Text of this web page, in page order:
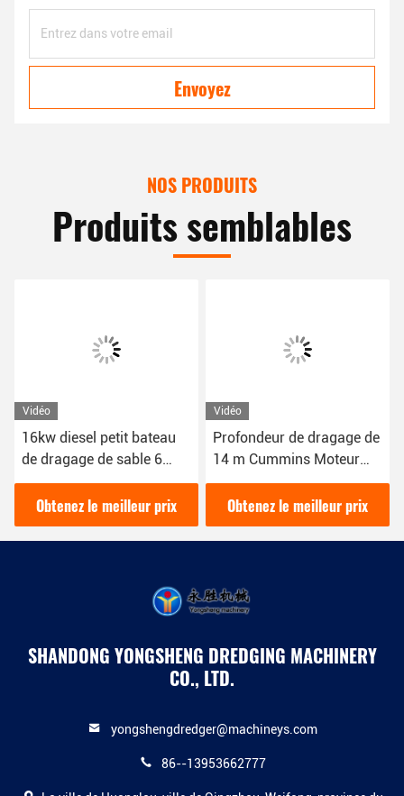
Envoyez
NOS PRODUITS
Produits semblables
Vidéo
16kw diesel petit bateau
de dragage de sable 6
pouces pour le dragage de
sable dans la rivière
Obtenez le meilleur prix
Vidéo
Profondeur de dragage de
14 m Cummins Moteur
marin Moteur diesel Petite
dragueuse Machine pour
draguer le sable
Obtenez le meilleur prix
SHANDONG YONGSHENG DREDGING MACHINERY
CO., LTD.
yongshengdredger@machineys.com
86--13953662777